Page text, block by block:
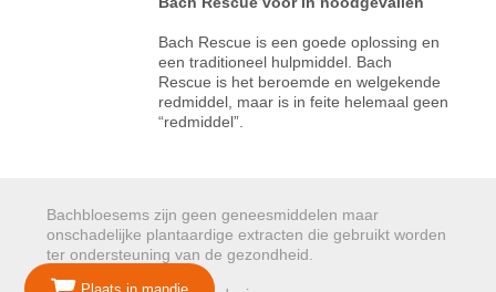
Bach Rescue is een goede oplossing en
een traditioneel hulpmiddel. Bach
Rescue is het beroemde en welgekende
redmiddel, maar is in feite helemaal geen
“redmiddel”.
Bachbloesems zijn geen geneesmiddelen maar
onschadelijke plantaardige extracten die gebruikt worden
ter ondersteuning van de gezondheid.